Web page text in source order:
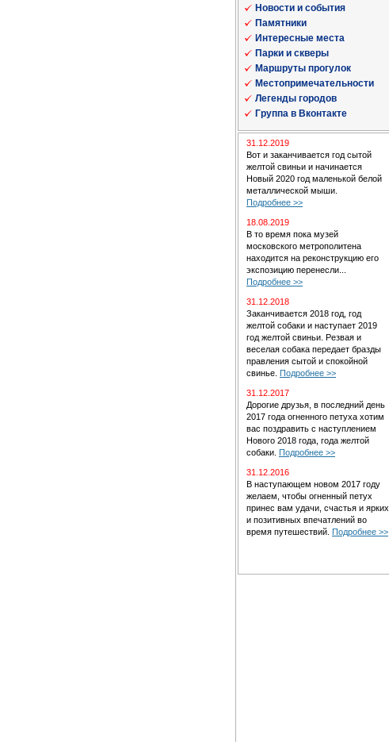
Новости и события
Памятники
Интересные места
Парки и скверы
Маршруты прогулок
Местопримечательности
Легенды городов
Группа в Вконтакте
31.12.2019
Вот и заканчивается год сытой
желтой свиньи и начинается
Новый 2020 год маленькой белой
металлической мыши.
Подробнее >>
18.08.2019
В то время пока музей
московского метрополитена
находится на реконструкцию его
экспозицию перенесли...
Подробнее >>
31.12.2018
Заканчивается 2018 год, год
желтой собаки и наступает 2019
год желтой свиньи. Резвая и
веселая собака передает бразды
правления сытой и спокойной
свинье. Подробнее >>
31.12.2017
Дорогие друзья, в последний день
2017 года огненного петуха хотим
вас поздравить с наступлением
Нового 2018 года, года желтой
собаки. Подробнее >>
31.12.2016
В наступающем новом 2017 году
желаем, чтобы огненный петух
принес вам удачи, счастья и ярких
и позитивных впечатлений во
время путешествий. Подробнее >>